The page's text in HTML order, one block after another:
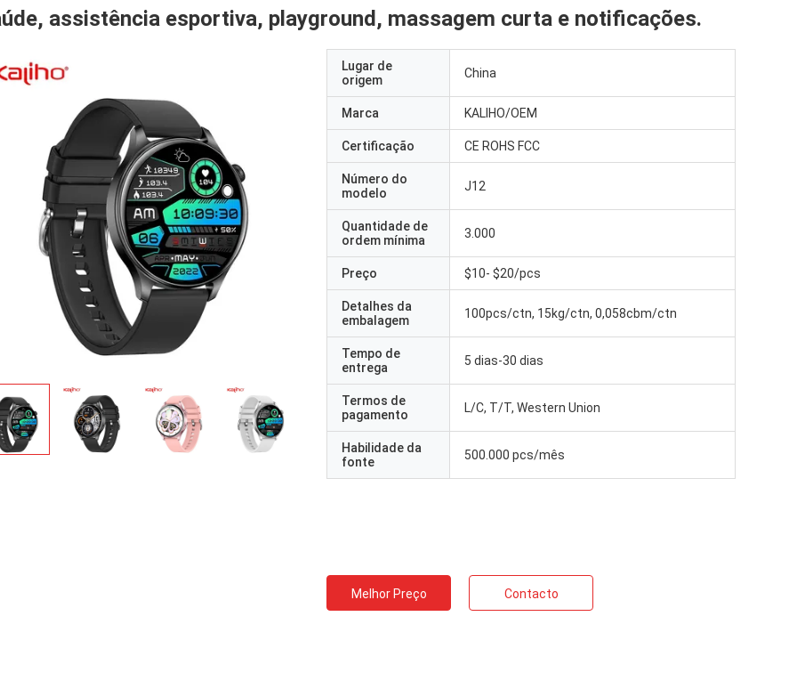
assistência esportiva, playground, massagem curta e notificações.
Lugar de
origem
China
Marca KALIHO/OEM
Certificação CE ROHS FCC
Número do
modelo
J12
Quantidade de
ordem mínima
3.000
Preço $10- $20/pcs
Detalhes da
embalagem
100pcs/ctn, 15kg/ctn, 0,058cbm/ctn
Tempo de
entrega
5 dias-30 dias
Termos de
pagamento
L/C, T/T, Western Union
Habilidade da
fonte
500.000 pcs/mês
Melhor Preço Contacto